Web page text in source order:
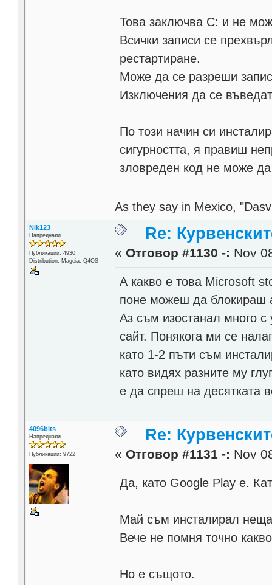
Това заключва С: и не
Всички записи се
рестартиране.
Може да се разреши
Изключения да се
По този начин си
сигурността, я правиш
зловреден код не може
As they say in Mexico,
Nik123
Напреднали
Публикации: 4930
Distribution: Mageia, Q4OS
Re:
« Отговор #1130 -: Nov
А какво е това Microsoft
поне можеш да блокираш
Аз съм изостанал много с
сайт. Понякога ми се
като 1-2 пъти съм
като видях разните му
е да спреш на десятката
4096bits
Напреднали
Публикации: 9722
Re:
« Отговор #1131 -: Nov
Да, като Google Play е.
Май съм инсталирал
Вече не помня точно
Но е същото.